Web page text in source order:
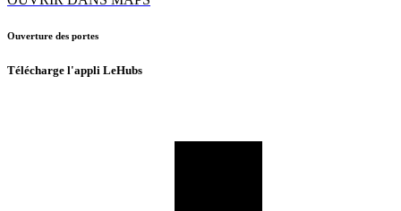
Ouverture des portes
Télécharge l'appli LeHubs